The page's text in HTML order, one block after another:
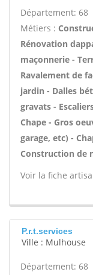
Département: 68
Métiers :
Rénovation
maçonnerie -
Ravalement de
jardin - Dalles
gravats -
Chape - Gros
garage, etc) -
Construction de
Voir la fiche
P.r.t.services
Ville : Mulhouse
Département: 68